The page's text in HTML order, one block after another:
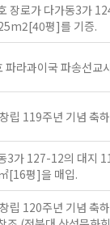
장로가 다가동3가
평]를 기증.
파라과이국 파송선교
립 119주년 기념 축
3가 127-12의 대지
[16평]을 매입.
립 120주년 기념 축